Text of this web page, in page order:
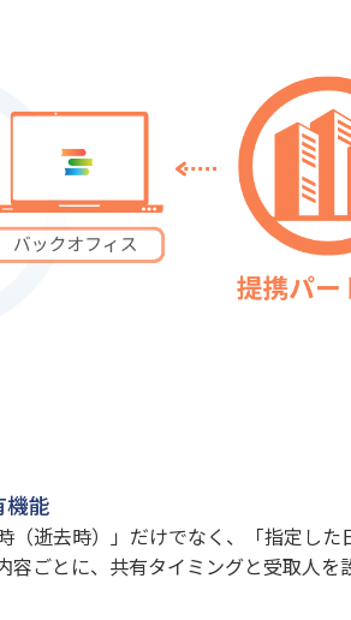
機能
（逝去時）」だけでなく、「指定した
容ごとに、共有タイミングと受取人を